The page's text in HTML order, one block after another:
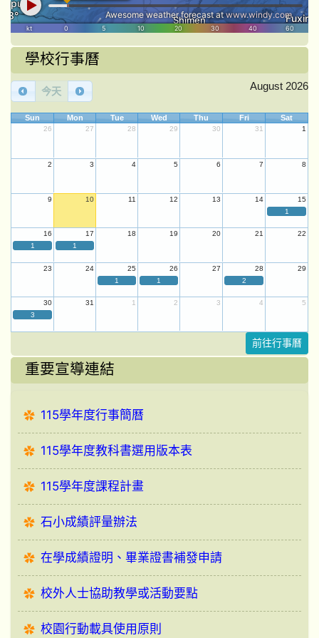
學校行事曆
今天 August 2026
Sun Mon Tue Wed Thu Fri Sat
26 27 28 29 30 31 1
2 3 4 5 6 7 8
9 10 11 12 13 14
15
1
16 17 18 19 20 21
22
1
1
23 24 25 26 27 28
29
1
1 2
30 31 1 2 3 4
5
3
前往行事曆
重要宣導連結
115學年度行事簡曆
115學年度教科書選用版本表
115學年度課程計畫
石小成績評量辦法
在學成績證明、畢業證書補發申請
校外人士協助教學或活動要點
校園行動載具使用原則